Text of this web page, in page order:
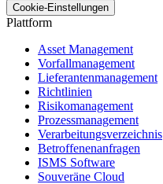
Cookie-Einstellungen
Plattform
Asset Management
Vorfallmanagement
Lieferantenmanagement
Richtlinien
Risikomanagement
Prozessmanagement
Verarbeitungsverzeichnis
Betroffenenanfragen
ISMS Software
Souveräne Cloud